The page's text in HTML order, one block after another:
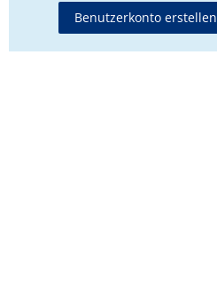
Benutzerkonto erstellen